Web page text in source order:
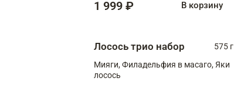
1 999 ₽ В корзину
Лосось трио набор
575 г
Мияги, Филадельфия в масаго, Яки
лосось